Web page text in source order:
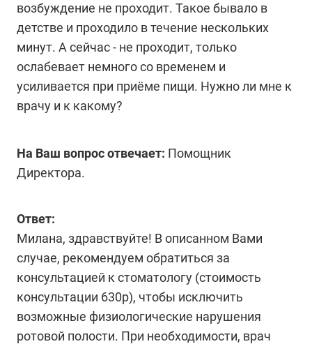
возбуждение не проходит. Такое бывало в
детстве и проходило в течение нескольких
минут. А сейчас - не проходит, только
ослабевает немного со временем и
усиливается при приёме пищи. Нужно ли мне к
врачу и к какому?
На Ваш вопрос отвечает: Помощник
Директора.
Ответ:
Милана, здравствуйте! В описанном Вами
случае, рекомендуем обратиться за
консультацией к стоматологу (стоимость
консультации 630р), чтобы исключить
возможные физиологические нарушения
ротовой полости. При необходимости, врач